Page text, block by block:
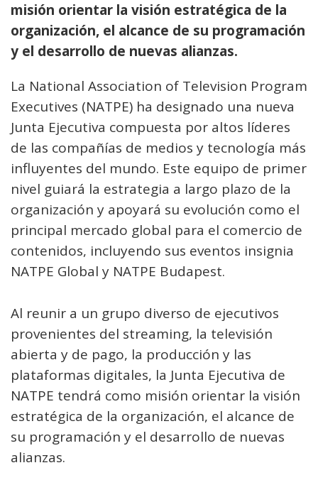
misión orientar la visión estratégica de la
organización, el alcance de su programación
y el desarrollo de nuevas alianzas.
La National Association of Television Program
Executives (NATPE) ha designado una nueva
Junta Ejecutiva compuesta por altos líderes
de las compañías de medios y tecnología más
influyentes del mundo. Este equipo de primer
nivel guiará la estrategia a largo plazo de la
organización y apoyará su evolución como el
principal mercado global para el comercio de
contenidos, incluyendo sus eventos insignia
NATPE Global y NATPE Budapest.
Al reunir a un grupo diverso de ejecutivos
provenientes del streaming, la televisión
abierta y de pago, la producción y las
plataformas digitales, la Junta Ejecutiva de
NATPE tendrá como misión orientar la visión
estratégica de la organización, el alcance de
su programación y el desarrollo de nuevas
alianzas.